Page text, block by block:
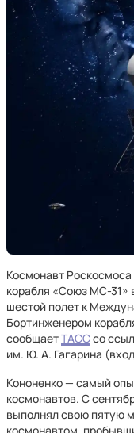
Космонавт
корабля «Союз МС-31»
шестой полет к
Бортинженером
сообщаетТАССсо
им. Ю. А. Гагарина
Кононенко — самый
космонавтов. С
выполнял свою пятую